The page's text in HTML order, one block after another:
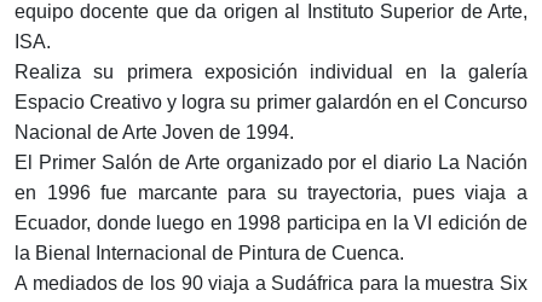
equipo docente que da origen al Instituto Superior de Arte,
ISA.
Realiza su primera exposición individual en la galería
Espacio Creativo y logra su primer galardón en el Concurso
Nacional de Arte Joven de 1994.
El Primer Salón de Arte organizado por el diario La Nación
en 1996 fue marcante para su trayectoria, pues viaja a
Ecuador, donde luego en 1998 participa en la VI edición de
la Bienal Internacional de Pintura de Cuenca.
A mediados de los 90 viaja a Sudáfrica para la muestra Six